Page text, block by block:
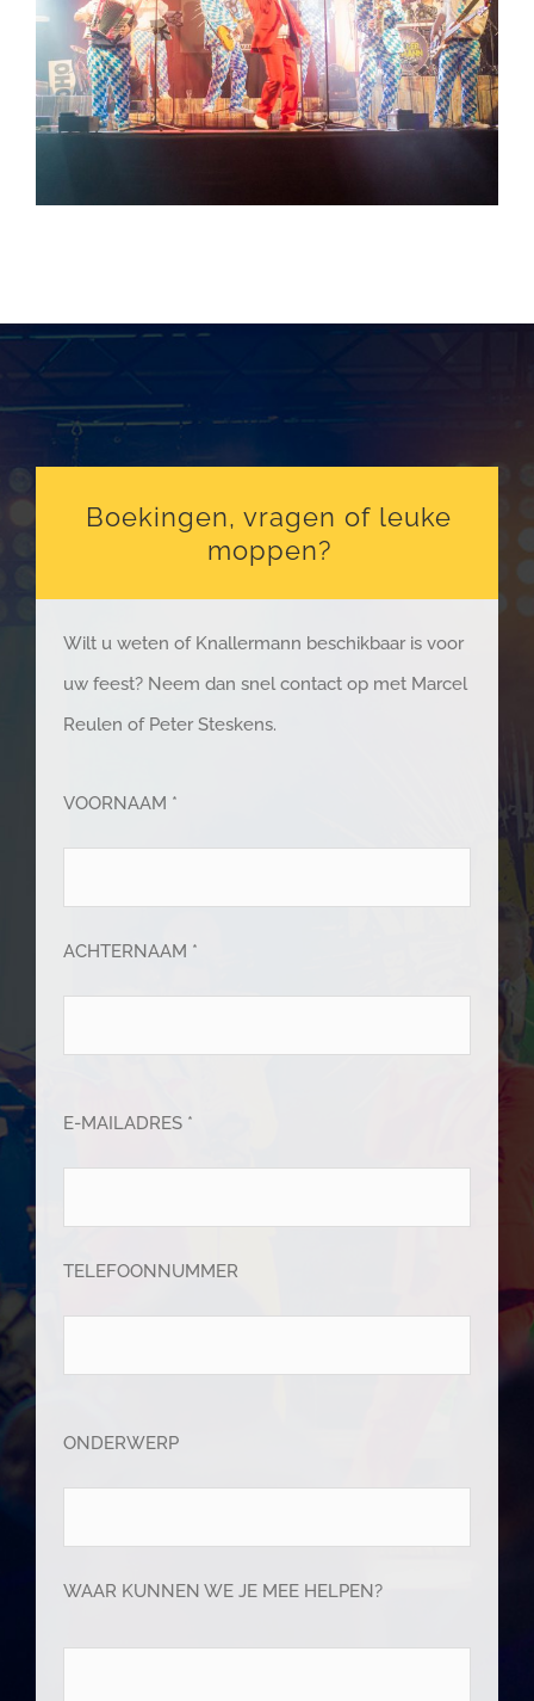
Boekingen, vragen of leuke
moppen?
Wilt u weten of Knallermann beschikbaar is voor
uw feest? Neem dan snel contact op met Marcel
Reulen of Peter Steskens.
VOORNAAM *
ACHTERNAAM *
E-MAILADRES *
TELEFOONNUMMER
ONDERWERP
WAAR KUNNEN WE JE MEE HELPEN?